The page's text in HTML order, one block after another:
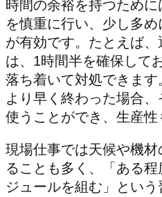
時間の余裕を持つため
を慎重に行い、少し多
が有効です。たとえば
は、1時間半を確保して
落ち着いて対処できま
より早く終わった場合
使うことができ、生産性
現場仕事では天候や機
ることも多く、「ある
ジュールを組む」という